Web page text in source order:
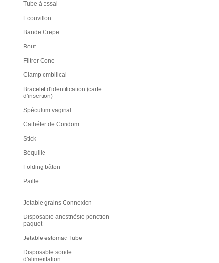
Tube à essai
Ecouvillon
Bande Crepe
Bout
Filtrer Cone
Clamp ombilical
Bracelet d'identification (carte
d'insertion)
Spéculum vaginal
Cathéter de Condom
Stick
Béquille
Folding bâton
Paille
Jetable grains Connexion
Disposable anesthésie ponction
paquet
Jetable estomac Tube
Disposable sonde
d'alimentation